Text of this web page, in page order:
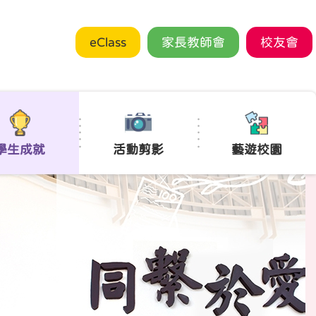
eClass 家長教師會 校友會
生成就 活動剪影 藝遊校園